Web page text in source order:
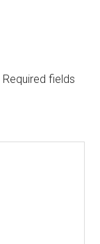
Required fields